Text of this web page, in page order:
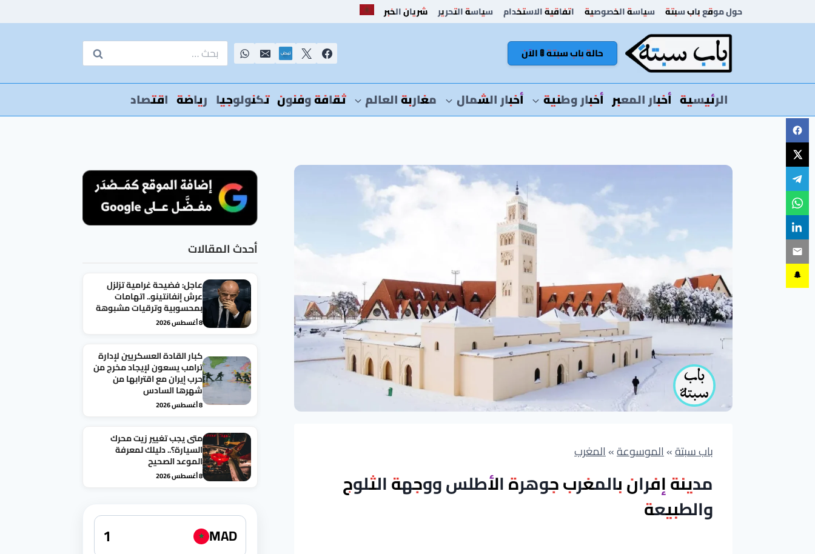
إلى
حول موقع باب سبتة سياسة الخصوصية اتفاقية الاستخدام سياسة التحرير شريان الخبر
حالة باب سبتة 🚦 الآن
البحث
عن:
الرئيسية أخبار المعبر أخبار وطنية أخبار الشمال مغاربة العالم ثقافة وفنون تكنولوجيا رياضة اقتصاد
باب سبتة»الموسوعة»المغرب
مدينة إفران بالمغرب جوهرة الأطلس ووجهة الثلوج
والطبيعة
أحدث المقالات
عاجل: فضيحة غرامية تزلزل
عرش إنفانتينو.. اتهامات
بمحسوبية وترقيات مشبوهة
8 أغسطس 2026
كبار القادة العسكريين لإدارة
ترامب يسعون لإيجاد مخرج من
حرب إيران مع اقترابها من
شهرها السادس
8 أغسطس 2026
متى يجب تغيير زيت محرك
السيارة؟.. دليلك لمعرفة
الموعد الصحيح
8 أغسطس 2026
★ MAD